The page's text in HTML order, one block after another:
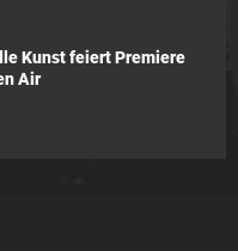
Kunst feiert Premiere
Air